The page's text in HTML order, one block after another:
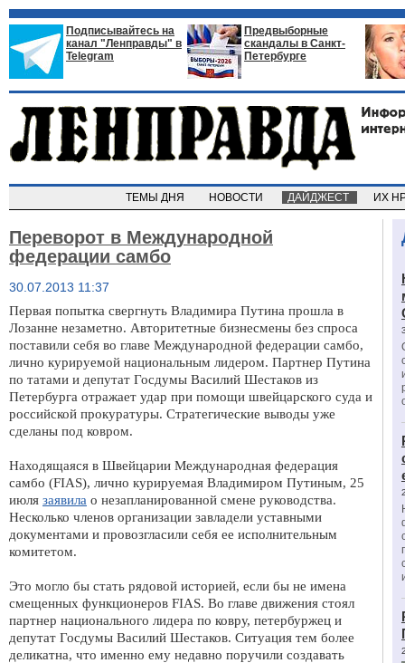
Подписывайтесь на
канал "Ленправды" в
Telegram
Предвыборные
скандалы в Санкт-
Петербурге
ТЕМЫ ДНЯ НОВОСТИ ДАЙДЖЕСТ ИХ
Переворот в Международной
федерации самбо
30.07.2013 11:37
Первая попытка свергнуть Владимира Путина прошла в
Лозанне незаметно. Авторитетные бизнесмены без спроса
поставили себя во главе Международной федерации самбо,
лично курируемой национальным лидером. Партнер Путина
по татами и депутат Госдумы Василий Шестаков из
Петербурга отражает удар при помощи швейцарского суда и
российской прокуратуры. Стратегические выводы уже
сделаны под ковром.
Находящаяся в Швейцарии Международная федерация
самбо (FIAS), лично курируемая Владимиром Путиным, 25
июля заявила о незапланированной смене руководства.
Несколько членов организации завладели уставными
документами и провозгласили себя ее исполнительным
комитетом.
Это могло бы стать рядовой историей, если бы не имена
смещенных функционеров FIAS. Во главе движения стоял
партнер национального лидера по ковру, петербуржец и
депутат Госдумы Василий Шестаков. Ситуация тем более
деликатна, что именно ему недавно поручили создавать